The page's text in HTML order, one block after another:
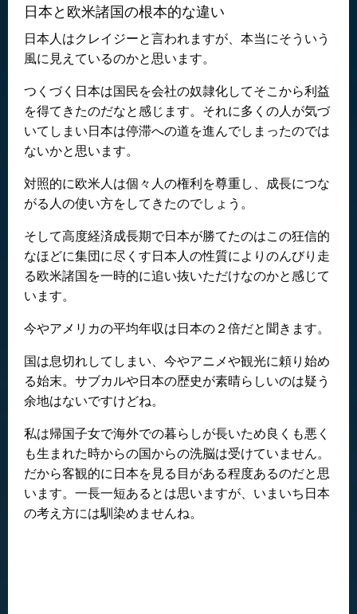
日本と欧米諸国の根本的な違い
日本人はクレイジーと言われますが、本当にそういう
風に見えているのかと思います。
つくづく日本は国民を会社の奴隷化してそこから利益
を得てきたのだなと感じます。それに多くの人が気づ
いてしまい日本は停滞への道を進んでしまったのでは
ないかと思います。
対照的に欧米人は個々人の権利を尊重し、成長につな
がる人の使い方をしてきたのでしょう。
そして高度経済成長期で日本が勝てたのはこの狂信的
なほどに集団に尽くす日本人の性質によりのんびり走
る欧米諸国を一時的に追い抜いただけなのかと感じて
います。
今やアメリカの平均年収は日本の２倍だと聞きます。
国は息切れしてしまい、今やアニメや観光に頼り始め
る始末。サブカルや日本の歴史が素晴らしいのは疑う
余地はないですけどね。
私は帰国子女で海外での暮らしが長いため良くも悪く
も生まれた時からの国からの洗脳は受けていません。
だから客観的に日本を見る目がある程度あるのだと思
います。一長一短あるとは思いますが、いまいち日本
の考え方には馴染めませんね。